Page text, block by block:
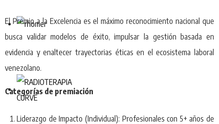
El Premio a la Excelencia es el máximo reconocimiento nacional que
busca validar modelos de éxito, impulsar la gestión basada en
evidencia y enaltecer trayectorias éticas en el ecosistema laboral
venezolano.
Categorías de premiación
Liderazgo de Impacto (Individual): Profesionales con 5+ años de